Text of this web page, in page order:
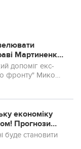
Мартиненка
допоміг екс-
фронту" Миколі
з державних
економіку
Прогнози
буде становити